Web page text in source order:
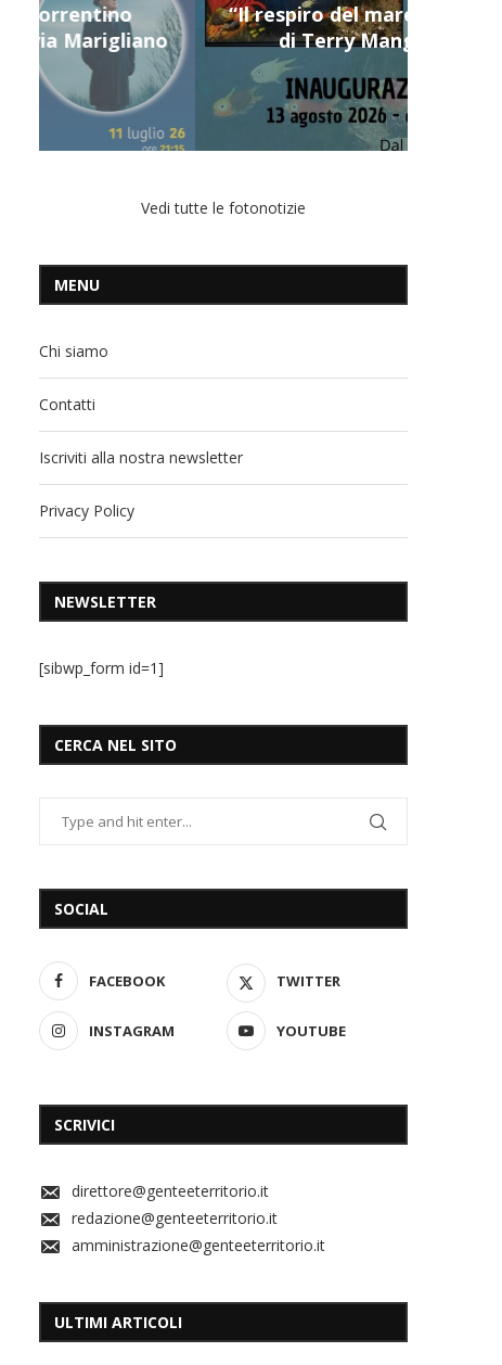
“Il respiro del mare”, personale
di Terry Mangiatordi
Vedi tutte le fotonotizie
MENU
Chi siamo
Contatti
Iscriviti alla nostra newsletter
Privacy Policy
NEWSLETTER
[sibwp_form id=1]
CERCA NEL SITO
SOCIAL
FACEBOOK TWITTER
INSTAGRAM YOUTUBE
SCRIVICI
direttore@genteeterritorio.it
redazione@genteeterritorio.it
amministrazione@genteeterritorio.it
ULTIMI ARTICOLI